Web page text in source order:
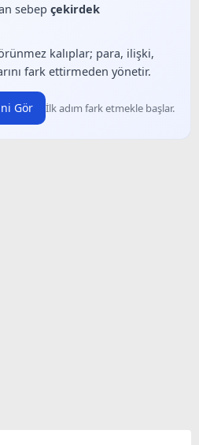
sebep çekirdek
kalıplar; para, ilişki,
fark ettirmeden yönetir.
Gör İlk adım fark etmekle başlar.